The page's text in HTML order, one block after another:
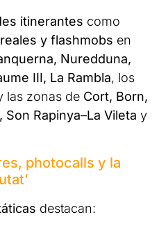
itinerantes como
y flashmobs en
Nuredduna,
III, La Rambla, los
las zonas de Cort, Born,
Rapinya–La Vileta y
photocalls y la
destacan: